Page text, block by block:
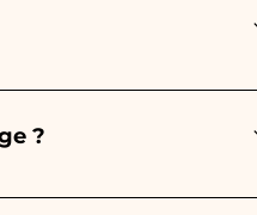
ce sera rouge
soin de vos commandes
?
De plus, dans toutes